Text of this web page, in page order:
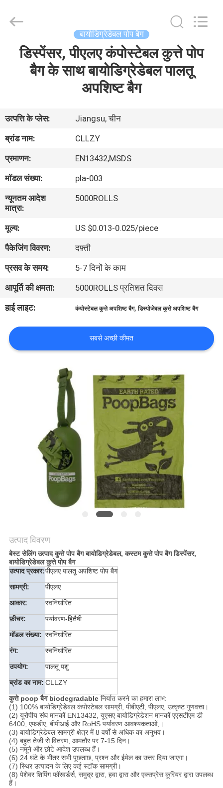
हमारे
बारे
में
कारखाने
का
गुणवत्ता
नियंत्रण
समाचार
उद्धरण
मांगें
PRIVACY
POLICY
Materials
बायोडिग्रेडेबल पोप बैग
डिस्पेंसर, पीएलए कंपोस्टेबल कुत्ते पोप
बैग के साथ बायोडिग्रेडेबल पालतू
अपशिष्ट बैग
उत्पत्ति के प्लेस:
Jiangsu, चीन
ब्रांड नाम:
CLLZY
प्रमाणन:
EN13432,MSDS
मॉडल संख्या:
pla-003
न्यूनतम आदेश
मात्रा:
5000ROLLS
मूल्य:
US $0.013-0.025/piece
पैकेजिंग विवरण:
दफ़्ती
प्रसव के समय:
5-7 दिनों के काम
आपूर्ति की क्षमता:
5000ROLLS प्रतिशत दिवस
हाई लाइट:
कंपोस्टेबल कुत्ते अपशिष्ट बैग,डिस्पोजेबल कुत्ते अपशिष्ट बैग
सबसे अच्छी कीमत
उत्पाद विवरण
बेस्ट सेलिंग उत्पाद कुत्ते पोप बैग बायोडिग्रेडेबल, कस्टम कुत्ते पोप बैग डिस्पेंसर,
बायोडिग्रेडेबल कुत्ते पोप बैग
उत्पाद प्रकार:पीएलए पालतू अपशिष्ट पोप बैग
सामग्री:
पीएलए
आकार:
स्वनिर्धारित
फ़ीचर:
पर्यावरण-हितैषी
मॉडल संख्या: स्वनिर्धारित
रंग:
स्वनिर्धारित
उपयोग:
पालतू पशु
ब्रांड का नाम: CLLZY
कुत्ते poop बैग biodegradableनिर्यात करने का हमारा लाभ:
(1) 100% बायोडिग्रेडेबल कंपोस्टेबल सामग्री, पीबीएटी, पीएलए, उत्कृष्ट गुणवत्ता।
(2) यूरोपीय संघ मानकों EN13432, यूएसए बायोडिग्रेडेशन मानकों एएसटीएम डी
6400, एफडीए, बीपीआई और RoHS पर्यावरण आवश्यकताओं,।
(3) बायोडिग्रेडेबल सामग्री क्षेत्र में 8 वर्षों से अधिक का अनुभव।
(4) बहुत तेजी से वितरण, आमतौर पर 7-15 दिन।
(5) नमूने और छोटे आदेश उपलब्ध हैं।
(6) 24 घंटे के भीतर सभी पूछताछ, प्रश्न और ईमेल का उत्तर दिया जाएगा।
(7) स्थिर उत्पादन के लिए कई स्टॉक सामग्री।
(8) पेशेवर शिपिंग फॉरवर्डर्स, समुद्र द्वारा, हवा द्वारा और एक्सप्रेस कूरियर द्वारा उपलब्ध
हैं।